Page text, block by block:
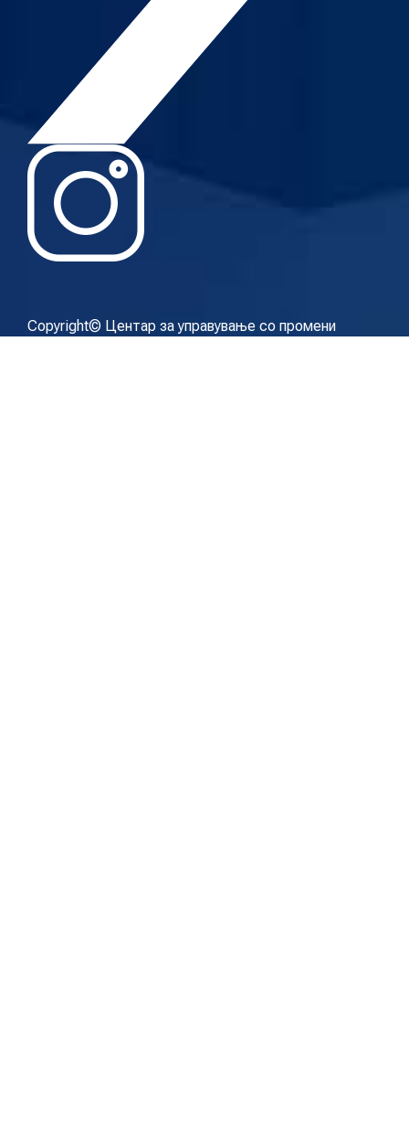
Copyright© Центар за управување со промени